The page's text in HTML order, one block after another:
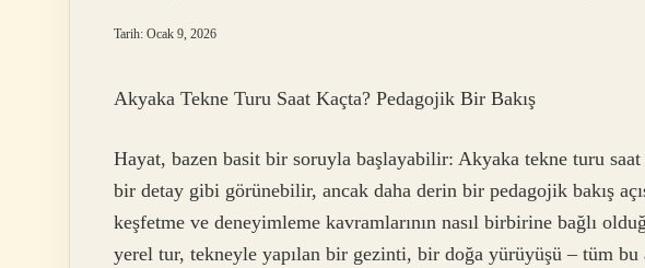
Tarih: Ocak 9, 2026
Akyaka Tekne Turu Saat Kaçta? Pedagojik Bir Bakış
Hayat, bazen basit bir soruyla başlayabilir: Akyaka tekne turu
bir detay gibi görünebilir, ancak daha derin bir pedagojik bakış
keşfetme ve deneyimleme kavramlarının nasıl birbirine bağlı
yerel tur, tekneyle yapılan bir gezinti, bir doğa yürüyüşü – tüm bu